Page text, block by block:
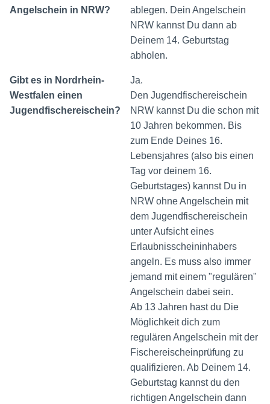
Angelschein in NRW?
ablegen. Dein Angelschein
NRW kannst Du dann ab
Deinem 14. Geburtstag
abholen.
Gibt es in Nordrhein-
Westfalen einen
Jugendfischereischein?
Ja.
Den Jugendfischereischein
NRW kannst Du die schon mit
10 Jahren bekommen. Bis
zum Ende Deines 16.
Lebensjahres (also bis einen
Tag vor deinem 16.
Geburtstages) kannst Du in
NRW ohne Angelschein mit
dem Jugendfischereischein
unter Aufsicht eines
Erlaubnisscheininhabers
angeln. Es muss also immer
jemand mit einem "regulären"
Angelschein dabei sein.
Ab 13 Jahren hast du Die
Möglichkeit dich zum
regulären Angelschein mit der
Fischereischeinprüfung zu
qualifizieren. Ab Deinem 14.
Geburtstag kannst du den
richtigen Angelschein dann